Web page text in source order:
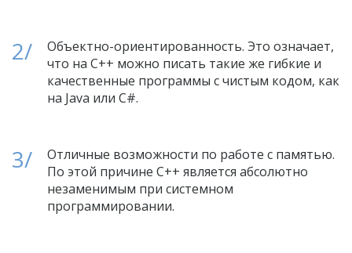
Объектно-ориентированность. Это означает,
что на C++ можно писать такие же гибкие и
качественные программы с чистым кодом, как
на Java или C#.
Отличные возможности по работе с памятью.
По этой причине C++ является абсолютно
незаменимым при системном
программировании.